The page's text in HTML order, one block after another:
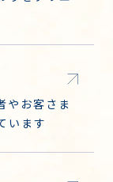
やお客さま
います